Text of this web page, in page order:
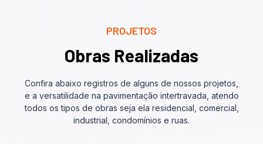
PROJETOS
Obras Realizadas
Confira abaixo registros de alguns de nossos projetos,
e a versatilidade na pavimentação intertravada, atendo
todos os tipos de obras seja ela residencial, comercial,
industrial, condomínios e ruas.